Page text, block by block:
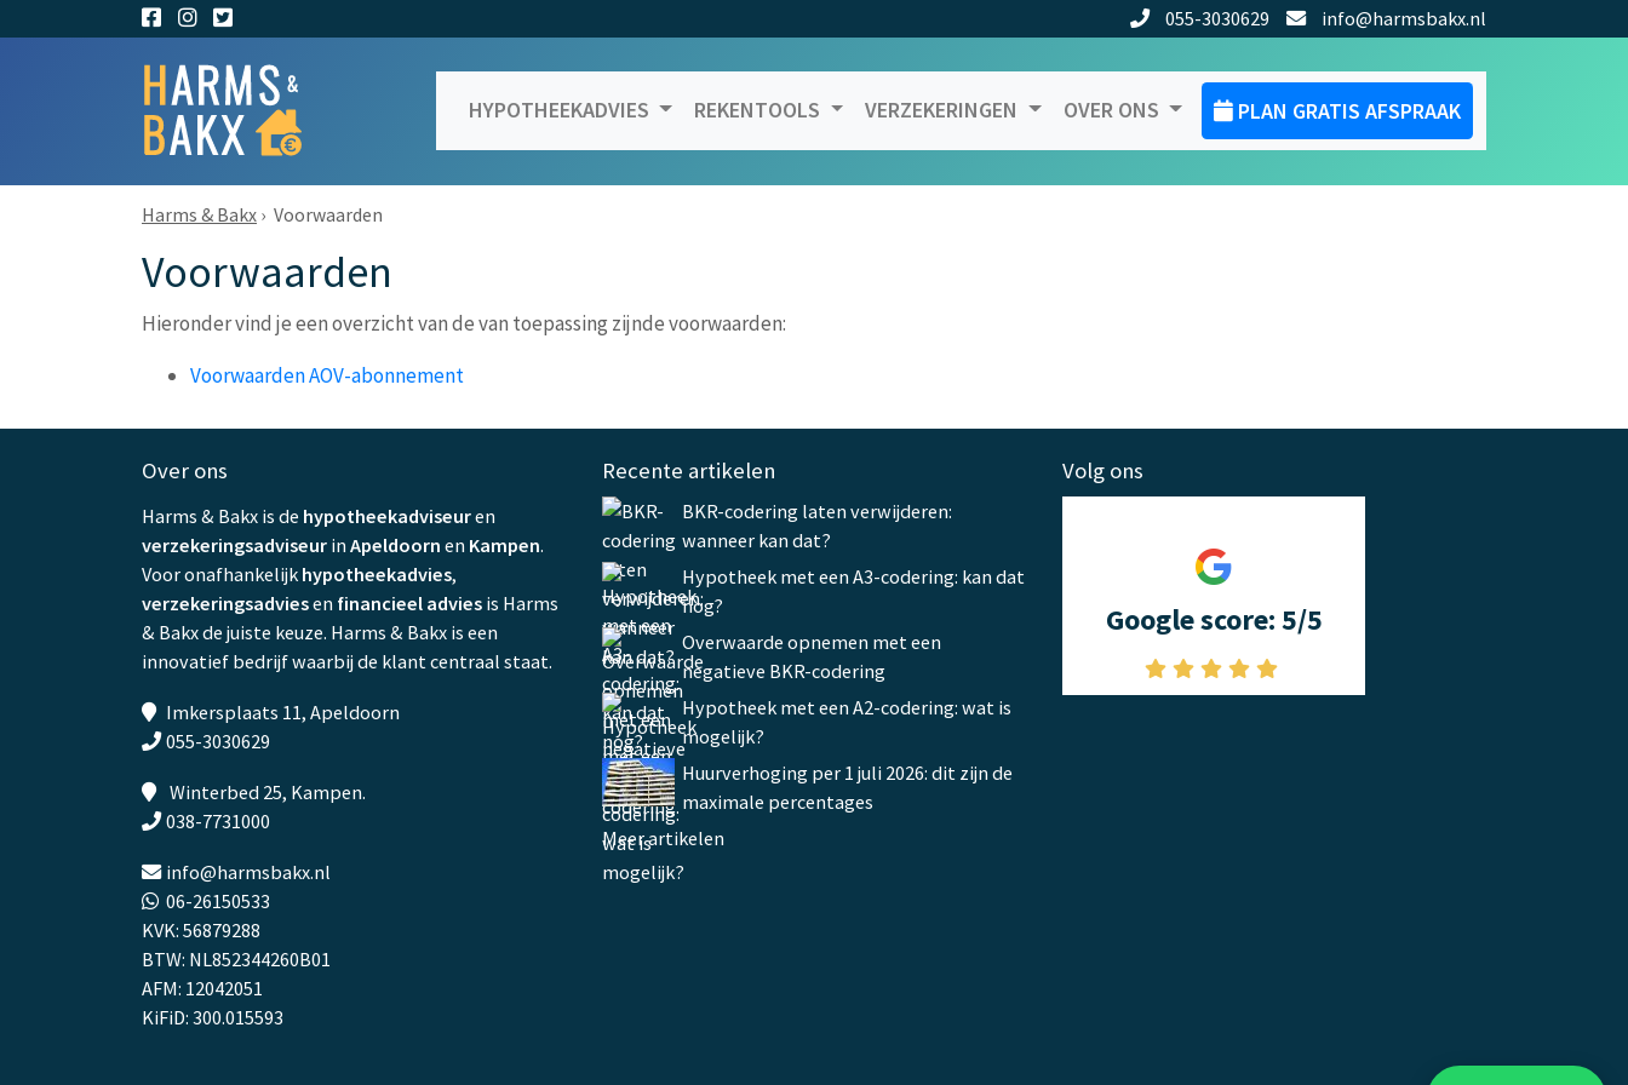
055-3030629 info@harmsbakx.nl
HYPOTHEEKADVIES REKENTOOLS VERZEKERINGEN OVER ONS PLAN GRATIS AFSPRAAK
Harms & Bakx › Voorwaarden
Voorwaarden
Hieronder vind je een overzicht van de van toepassing zijnde voorwaarden:
Voorwaarden AOV-abonnement
Over ons
Harms & Bakx is de hypotheekadviseuren
verzekeringsadviseur in Apeldoorn en Kampen.
Voor onafhankelijk hypotheekadvies,
verzekeringsadviesen financieel advies is Harms
& Bakx de juiste keuze. Harms & Bakx is een
innovatief bedrijf waarbij de klant centraal staat.
Imkersplaats 11, Apeldoorn
055-3030629
Winterbed 25, Kampen.
038-7731000
info@harmsbakx.nl
06-26150533
KVK: 56879288
BTW: NL852344260B01
AFM: 12042051
KiFiD: 300.015593
Recente artikelen
BKR-codering laten verwijderen:
wanneer kan dat?
Hypotheek met een A3-codering: kan dat
nog?
Overwaarde opnemen met een
negatieve BKR-codering
Hypotheek met een A2-codering: wat is
mogelijk?
Huurverhoging per 1 juli 2026: dit zijn de
maximale percentages
Meer artikelen
Volg ons
Google score: 5/5